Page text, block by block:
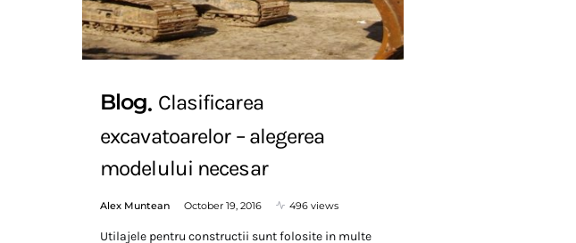
Blog Clasificarea
excavatoarelor – alegerea
modelului necesar
Alex Muntean October 19, 2016 496 views
Utilajele pentru constructii sunt folosite in multe